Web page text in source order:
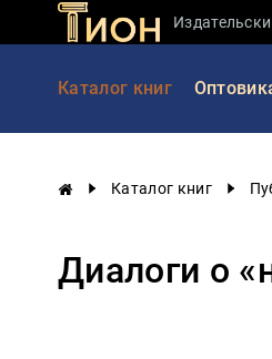
Каталог книг
Каталог книг
Диалоги о
Занимательная
наука
История
Экономика